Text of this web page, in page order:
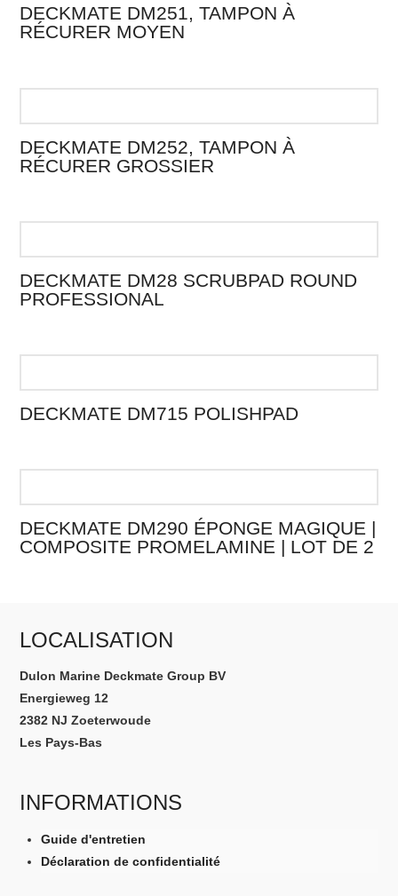
DECKMATE DM251, TAMPON À
RÉCURER MOYEN
DECKMATE DM252, TAMPON À
RÉCURER GROSSIER
DECKMATE DM28 SCRUBPAD ROUND
PROFESSIONAL
DECKMATE DM715 POLISHPAD
DECKMATE DM290 ÉPONGE MAGIQUE |
COMPOSITE PROMELAMINE | LOT DE 2
LOCALISATION
Dulon Marine Deckmate Group BV
Energieweg 12
2382 NJ Zoeterwoude
Les Pays-Bas
INFORMATIONS
Guide d'entretien
Déclaration de confidentialité